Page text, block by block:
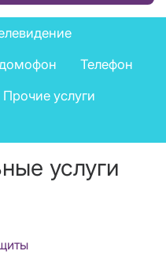
Телефон
Прочие услуги
услуги